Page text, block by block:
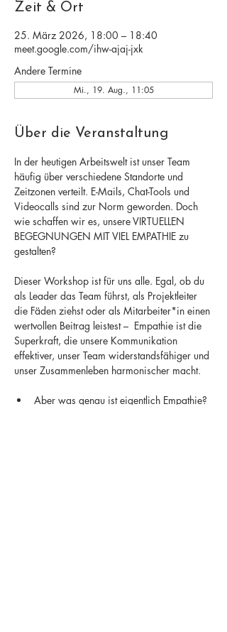
Zeit & Ort
25. März 2026, 18:00 – 18:40
meet.google.com/ihw-ajaj-jxk
Andere Termine
Mi., 19. Aug., 11:05
Über die Veranstaltung
In der heutigen Arbeitswelt ist unser Team
häufig über verschiedene Standorte und
Zeitzonen verteilt. E-Mails, Chat-Tools und
Videocalls sind zur Norm geworden. Doch
wie schaffen wir es, unsere VIRTUELLEN
BEGEGNUNGEN MIT VIEL EMPATHIE zu
gestalten?
Dieser Workshop ist für uns alle. Egal, ob du
als Leader das Team führst, als Projektleiter
die Fäden ziehst oder als Mitarbeiter*in einen
wertvollen Beitrag leistest –  Empathie ist die
Superkraft, die unsere Kommunikation
effektiver, unser Team widerstandsfähiger und
unser Zusammenleben harmonischer macht.
Aber was genau ist eigentlich Empathie?